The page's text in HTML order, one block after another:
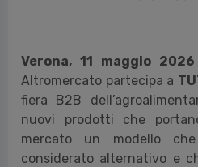
Verona, 11 maggio 2026
Altromercato partecipa a
fiera B2B
nuovi prodotti che
mercato un modello
considerato alternativo e